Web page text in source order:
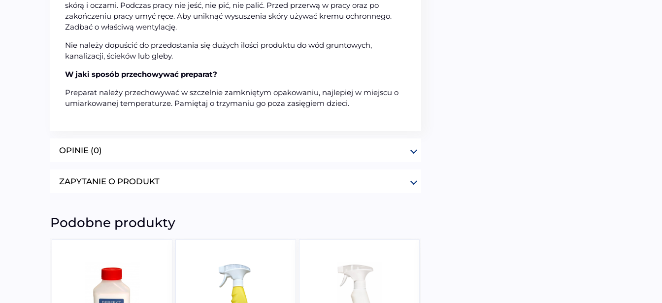
skórą i oczami. Podczas pracy nie jeść, nie pić, nie palić. Przed przerwą w pracy oraz po
zakończeniu pracy umyć ręce. Aby uniknąć wysuszenia skóry używać kremu ochronnego.
Zadbać o właściwą wentylację.
Nie należy dopuścić do przedostania się dużych ilości produktu do wód gruntowych,
kanalizacji, ścieków lub gleby.
W jaki sposób przechowywać preparat?
Preparat należy przechowywać w szczelnie zamkniętym opakowaniu, najlepiej w miejscu o
umiarkowanej temperaturze. Pamiętaj o trzymaniu go poza zasięgiem dzieci.
OPINIE (0)
ZAPYTANIE O PRODUKT
Podobne produkty